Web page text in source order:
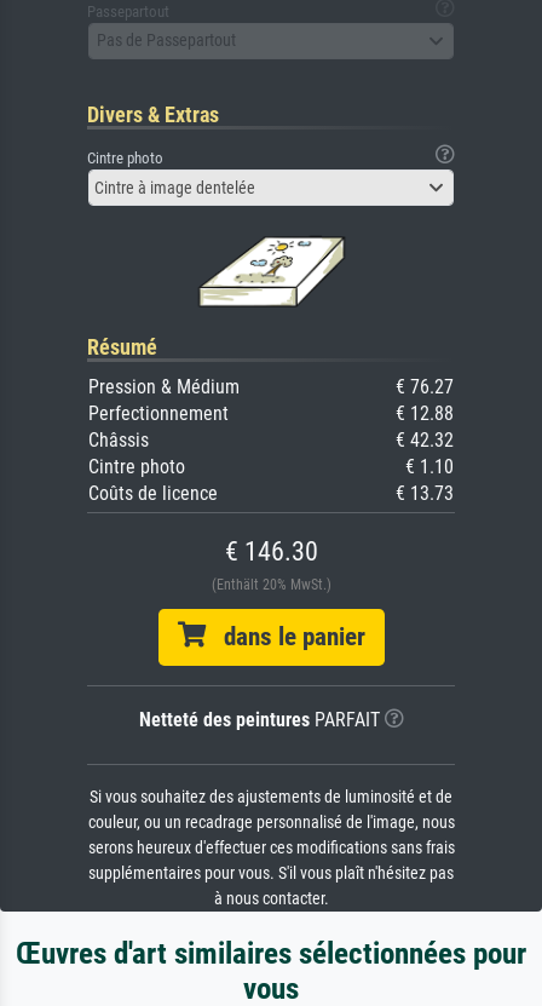
Passepartout
Pas de Passepartout
Divers & Extras
Cintre photo
Cintre à image dentelée
Résumé
Pression & Médium
€ 76.27
Perfectionnement
€ 12.88
Châssis
€ 42.32
Cintre photo
€ 1.10
Coûts de licence
€ 13.73
€ 146.30
(Enthält 20% MwSt.)
dans le panier
Netteté des peinturesPARFAIT
Si vous souhaitez des ajustements de luminosité et de
couleur, ou un recadrage personnalisé de l'image, nous
serons heureux d'effectuer ces modifications sans frais
supplémentaires pour vous. S'il vous plaît n'hésitez pas
à nous contacter.
Œuvres d'art similaires sélectionnées pour
vous